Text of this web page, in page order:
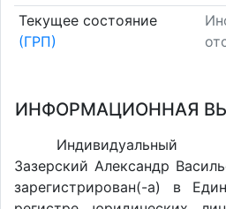
Текущее состояние
(ГРП)
ИНФОРМАЦИОННАЯ
Индивидуальный
Зазерский Александр
зарегистрирован(-а) в